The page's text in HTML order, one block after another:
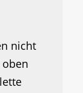
nicht